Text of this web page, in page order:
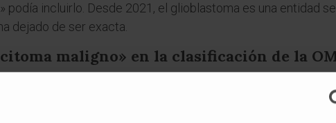
podía incluirlo. Desde 2021, el glioblastoma es una entidad
dejado de ser exacta.
maligno» en la clasificación de la
por criterios histológicos y moleculares concretos, no
más información pronóstica que la etiqueta genérica